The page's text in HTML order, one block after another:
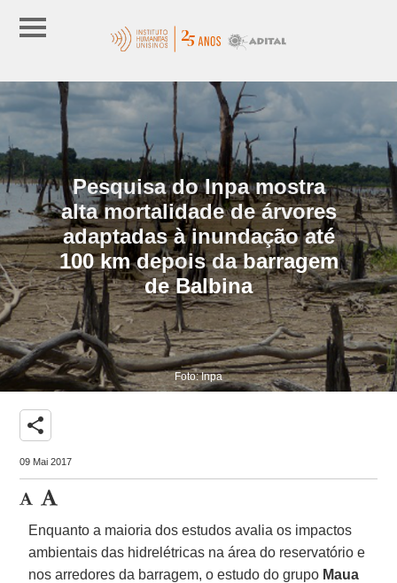
Pesquisa do Inpa mostra
alta mortalidade de árvores
adaptadas à inundação até
100 km depois da barragem
de Balbina
Foto: Inpa
share
09 Mai 2017
Enquanto a maioria dos estudos avalia os impactos
ambientais das hidrelétricas na área do reservatório e
nos arredores da barragem, o estudo do grupo Maua